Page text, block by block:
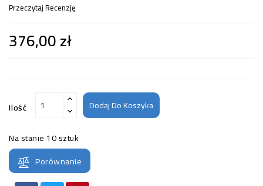
Przeczytaj Recenzję
376,00 zł
Ilość Dodaj Do Koszyka
Na stanie 10 sztuk
Porównanie